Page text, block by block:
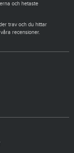
och hetaste
trav och du hittar
recensioner.